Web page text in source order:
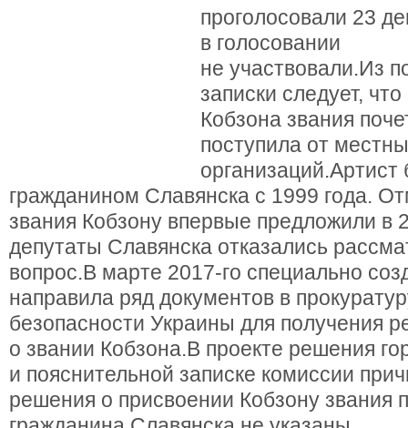
проголосовали 23
в голосовании
не участвовали.Из
записки следует,
Кобзона звания
поступила от
гражданином Славянска с 1999 года.
звания Кобзону впервые предложили в
депутаты Славянска отказались
вопрос.В марте 2017-го специально
направила ряд документов в
безопасности Украины для получения
о звании Кобзона.В проекте решения
и пояснительной записке комиссии
решения о присвоении Кобзону звания